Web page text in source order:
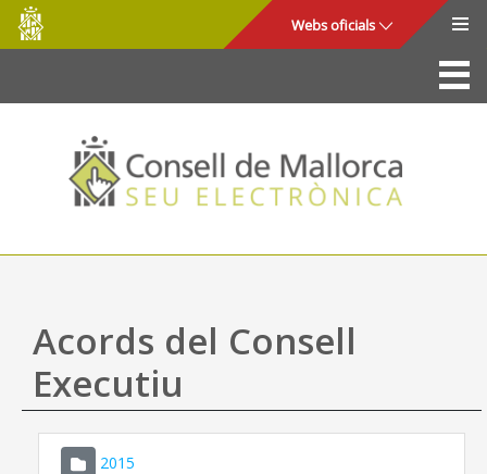
Salta al contingut principal
Consell
de
Mallorca
Webs oficials
La Seu
Consell de Mallorca
Accés i seguretat
Utilitats
Ajuda
Acords del Consell
Executiu
2015